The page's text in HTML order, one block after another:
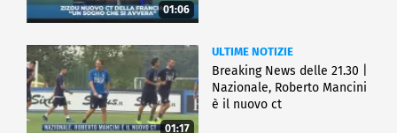
01:06
01:17
ULTIME NOTIZIE
Breaking News delle 21.30 |
Nazionale, Roberto Mancini
è il nuovo ct